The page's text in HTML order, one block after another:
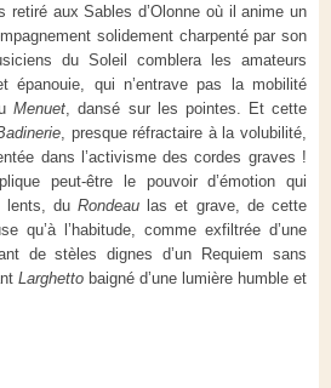
retiré aux Sables d’Olonne où il anime un
solidement charpenté par son
du Soleil comblera les amateurs
épanouie, qui n’entrave pas la mobilité
Menuet , dansé sur les pointes. Et cette
, presque réfractaire à la volubilité,
dans l’activisme des cordes graves !
peut-être le pouvoir d’émotion qui
lents, du Rondeau las et grave, de cette
qu’à l’habitude, comme exfiltrée d’une
de stèles dignes d’un Requiem sans
Larghetto baigné d’une lumière humble et